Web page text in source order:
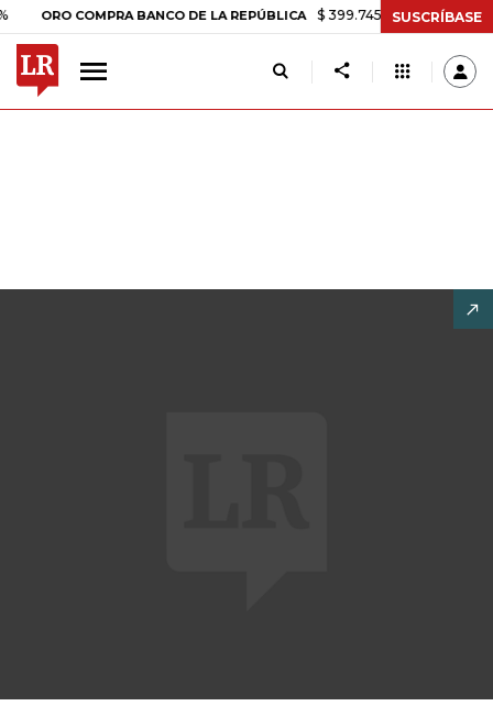
COMPRA BANCO DE LA REPÚBLICA $ 399.745,16 +$ 2.295,71 +0,58%
SUSCRÍBASE